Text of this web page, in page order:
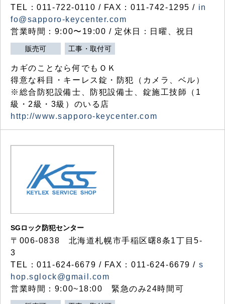
TEL：011-722-0110 / FAX：011-742-1295 / in
fo@sapporo-keycenter.com
営業時間：9:00〜19:00 / 定休日：日曜、祝日
販売可 工事・取付可
カギのことなら何でもＯＫ
得意な科目・キーレス錠・防犯（カメラ、ベル）
※総合防犯設備士、防犯設備士、錠施工技師（1
級・2級・3級）のいる店
http://www.sapporo-keycenter.com
SGロック防犯センター
〒006-0838 北海道札幌市手稲区曙8条1丁目5-
3
TEL：011-624-6679 / FAX：011-624-6679 / s
hop.sglock@gmail.com
営業時間：9:00~18:00 緊急のみ24時間可